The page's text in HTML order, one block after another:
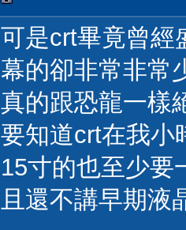
可是crt畢竟曾經
幕的卻非常非常
真的跟恐龍一樣
要知道crt在我小
15寸的也至少要
且還不講早期液